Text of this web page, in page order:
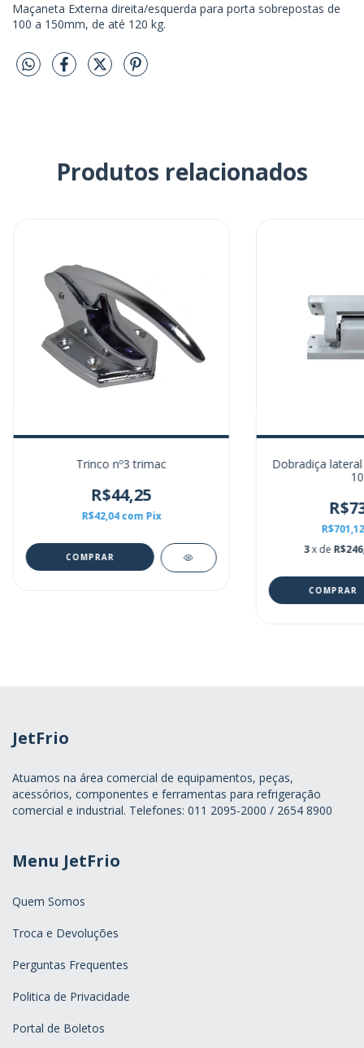
Maçaneta Externa direita/esquerda para porta sobrepostas de
100 a 150mm, de até 120 kg.
Produtos relacionados
Trinco nº3 trimac
R$44,25
R$42,04com Pix
Dobradiça
3x de
JetFrio
Atuamos na área comercial de equipamentos, peças,
acessórios, componentes e ferramentas para refrigeração
comercial e industrial. Telefones: 011 2095-2000 / 2654 8900
Menu JetFrio
Quem Somos
Troca e Devoluções
Perguntas Frequentes
Politica de Privacidade
Portal de Boletos